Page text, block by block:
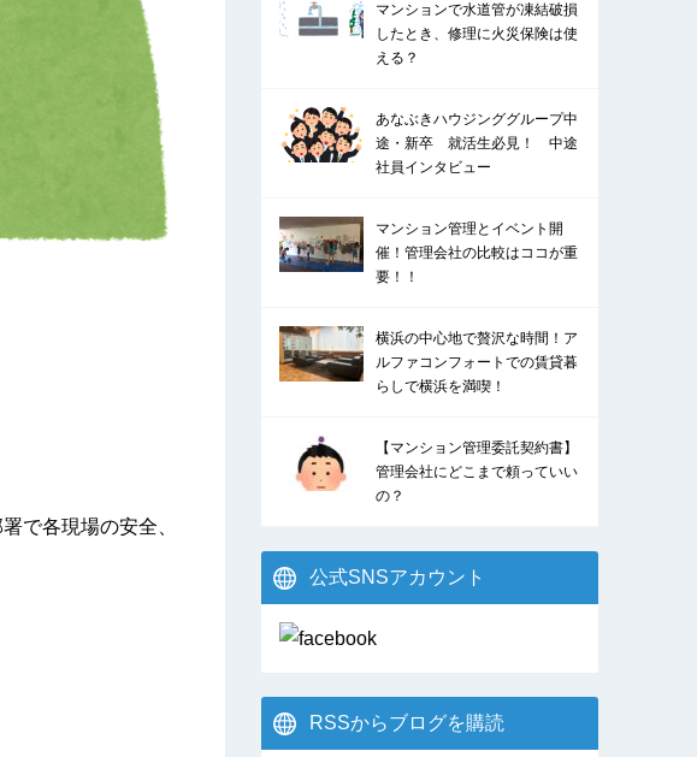
で各現場の安全、
マンションで水道管が凍結破損
したとき、修理に火災保険は使
える？
あなぶきハウジンググループ中
途・新卒 就活生必見！ 中途
社員インタビュー
マンション管理とイベント開
催！管理会社の比較はココが重
要！！
横浜の中心地で贅沢な時間！ア
ルファコンフォートでの賃貸暮
らしで横浜を満喫！
【マンション管理委託契約書】
管理会社にどこまで頼っていい
の？
公式SNSアカウント
RSSからブログを購読